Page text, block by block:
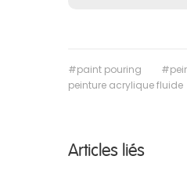
#paint pouring
peinture acrylique fluide
Articles liés